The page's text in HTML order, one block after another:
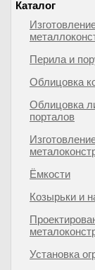
Каталог
Перила и
Облицовка
Облицовка
порталов
Ёмкости
Козырьки и
Установка